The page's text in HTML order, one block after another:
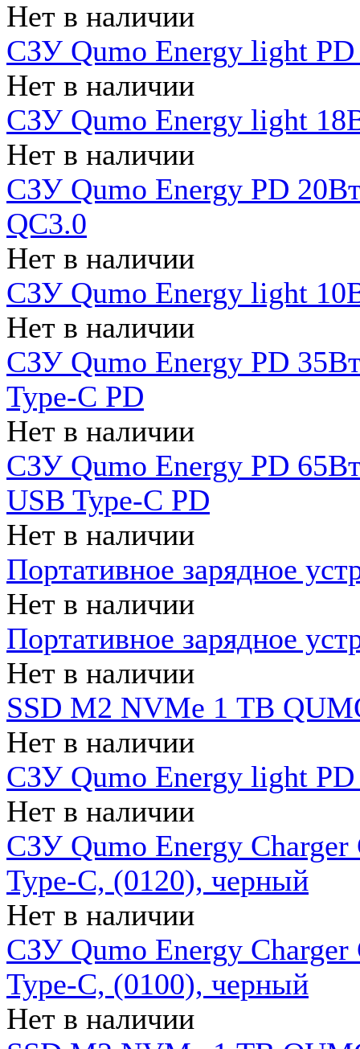
Нет в наличии
СЗУ Qumo Energy light
Нет в наличии
СЗУ Qumo Energy light
Нет в наличии
СЗУ Qumo Energy PD
QC3.0
Нет в наличии
СЗУ Qumo Energy light
Нет в наличии
СЗУ Qumo Energy PD
Type-C PD
Нет в наличии
СЗУ Qumo Energy PD
USB Type-C PD
Нет в наличии
Портативное зарядное
Нет в наличии
Портативное зарядное
Нет в наличии
SSD M2 NVMe 1 ТB
Нет в наличии
СЗУ Qumo Energy light PD
Нет в наличии
СЗУ Qumo Energy
Type-C, (0120), черный
Нет в наличии
СЗУ Qumo Energy
Type-C, (0100), черный
Нет в наличии